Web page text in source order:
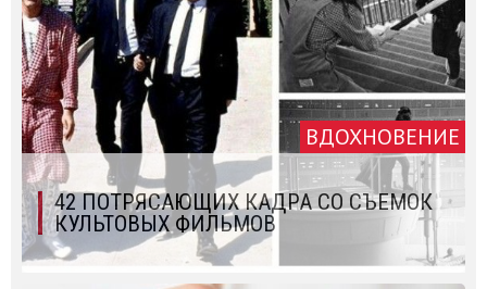
ВДОХНОВЕНИЕ
42 ПОТРЯСАЮЩИХ КАДРА СО СЪЕМОК
КУЛЬТОВЫХ ФИЛЬМОВ